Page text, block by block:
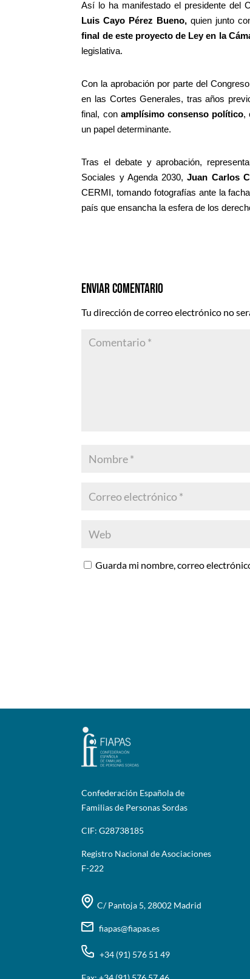
Así lo ha manifestado el presidente del
Luis Cayo Pérez Bueno,quien junto
final de este proyecto de Ley en la
legislativa.
Con la aprobación por parte del
en las Cortes Generales, tras años
final, con amplísimo consenso político,
un papel determinante.
Tras el debate y aprobación,
Sociales y Agenda 2030,Juan Carlos
CERMI, tomando fotografías ante la
país que ensancha la esfera de los
Enviar comentario
Tu dirección de correo electrónico no
Guarda mi nombre, correo
Confederación Española de
Familias de Personas Sordas
CIF: G28738185
Registro Nacional de Asociaciones
F-222
C/ Pantoja 5, 28002 Madrid
fiapas@fiapas.es
+34 (91) 576 51 49